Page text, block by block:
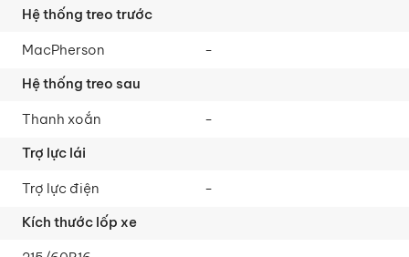
MacPherson -
Thanh xoắn -
Trợ lực điện -